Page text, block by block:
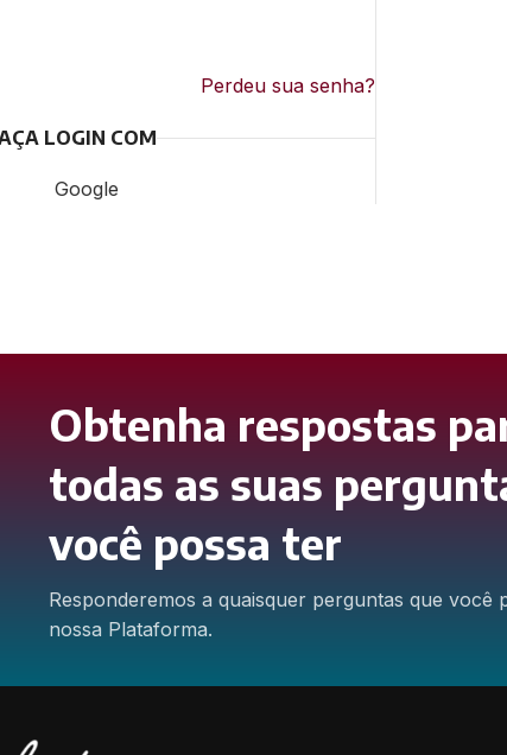
Perdeu sua senha?
LOGIN COM
Google
Obtenha respostas
todas as suas
você possa ter
Responderemos a quaisquer perguntas que você
nossa Plataforma.